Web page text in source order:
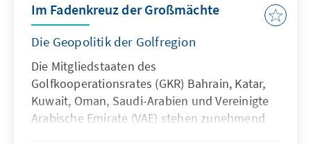
Im Fadenkreuz der Großmächte
Die Geopolitik der Golfregion
Die Mitgliedstaaten des
Golfkooperationsrates (GKR) Bahrain, Katar,
Kuwait, Oman, Saudi-Arabien und Vereinigte
Arabische Emirate (VAE) stehen zunehmend